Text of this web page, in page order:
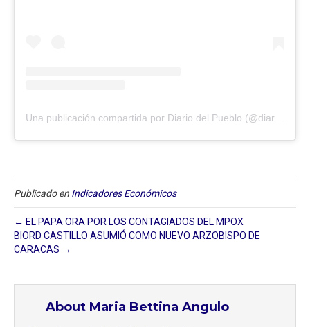
Publicado en Indicadores Económicos
← EL PAPA ORA POR LOS CONTAGIADOS DEL MPOX
BIORD CASTILLO ASUMIÓ COMO NUEVO ARZOBISPO DE
CARACAS →
About Maria Bettina Angulo